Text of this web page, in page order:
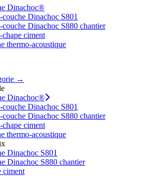
Dinachoc®
couche Dinachoc S801
couche Dinachoc S880 chantier
chape ciment
thermo-acoustique
→
Dinachoc®
couche Dinachoc S801
couche Dinachoc S880 chantier
chape ciment
thermo-acoustique
Dinachoc S801
Dinachoc S880 chantier
ciment